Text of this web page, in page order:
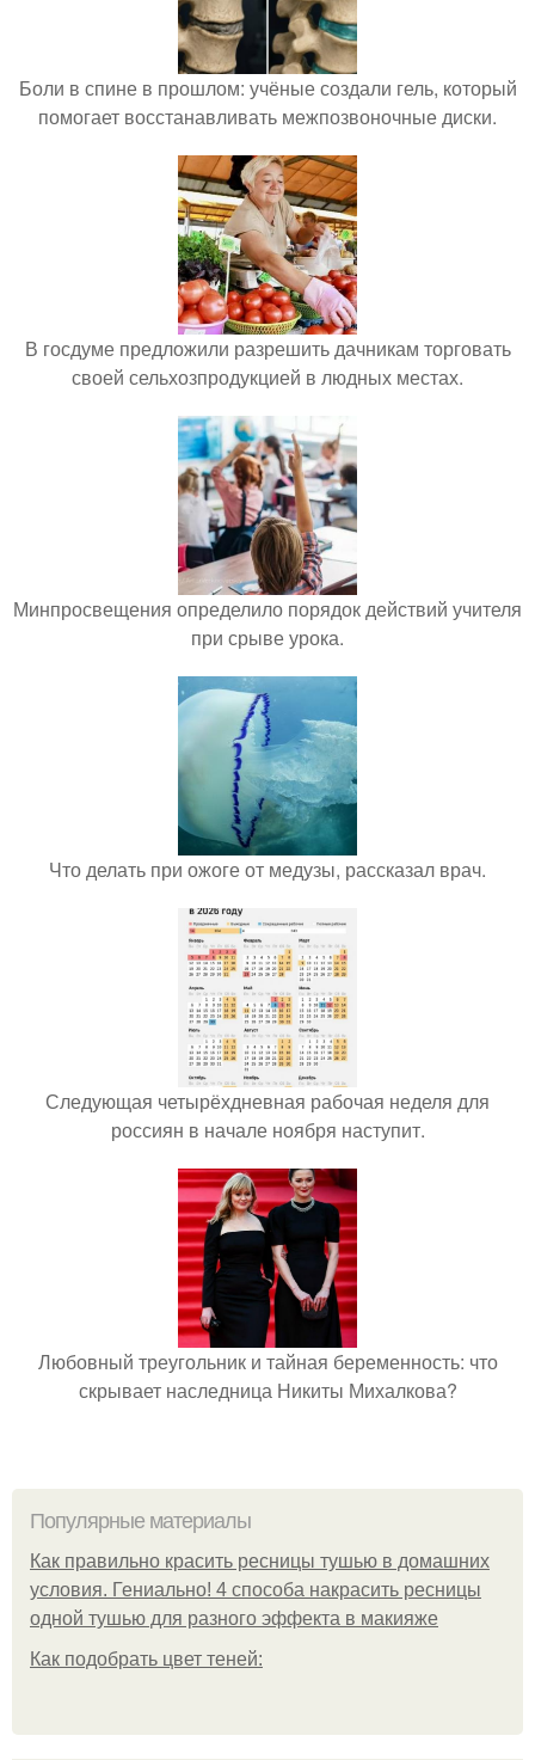
Боли в спине в прошлом: учёные создали гель, который
помогает восстанавливать межпозвоночные диски.
В госдуме предложили разрешить дачникам торговать
своей сельхозпродукцией в людных местах.
Минпросвещения определило порядок действий учителя
при срыве урока.
Что делать при ожоге от медузы, рассказал врач.
Следующая четырёхдневная рабочая неделя для
россиян в начале ноября наступит.
Любовный треугольник и тайная беременность: что
скрывает наследница Никиты Михалкова?
Популярные материалы
Как правильно красить ресницы тушью в домашних
условия. Гениально! 4 способа накрасить ресницы
одной тушью для разного эффекта в макияже
Как подобрать цвет теней: